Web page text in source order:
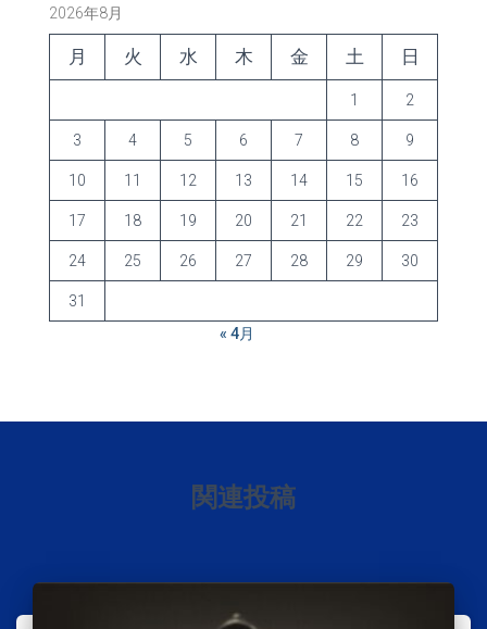
2026年8月
月 火 水 木 金 土 日
1 2
3 4 5 6 7 8 9
10 11 12 13 14 15 16
17 18 19 20 21 22 23
24 25 26 27 28 29 30
31
« 4月
関連投稿